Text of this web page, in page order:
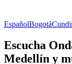
EspañolBogotá
Escucha
Medellín y